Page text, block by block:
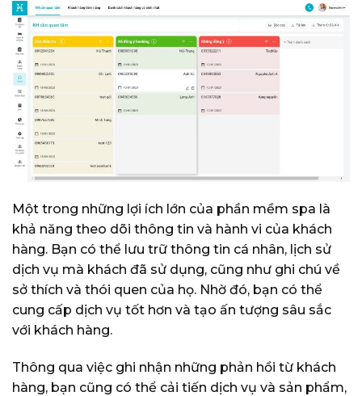
Một trong những lợi ích lớn của phần mềm spa là
khả năng theo dõi thông tin và hành vi của khách
hàng. Bạn có thể lưu trữ thông tin cá nhân, lịch sử
dịch vụ mà khách đã sử dụng, cũng như ghi chú về
sở thích và thói quen của họ. Nhờ đó, bạn có thể
cung cấp dịch vụ tốt hơn và tạo ấn tượng sâu sắc
với khách hàng.
Thông qua việc ghi nhận những phản hồi từ khách
hàng, bạn cũng có thể cải tiến dịch vụ và sản phẩm,